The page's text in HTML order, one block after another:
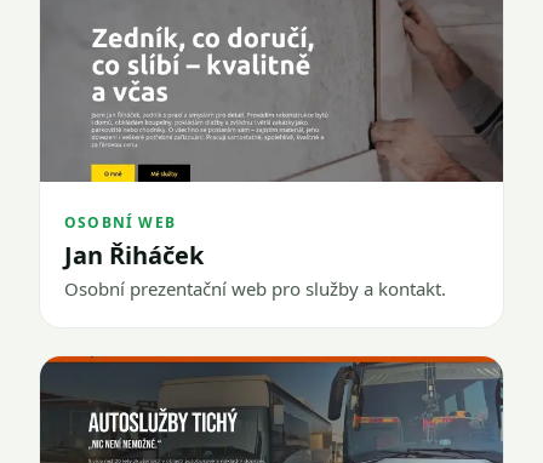
OSOBNÍ WEB
Jan Řiháček
Osobní prezentační web pro služby a kontakt.